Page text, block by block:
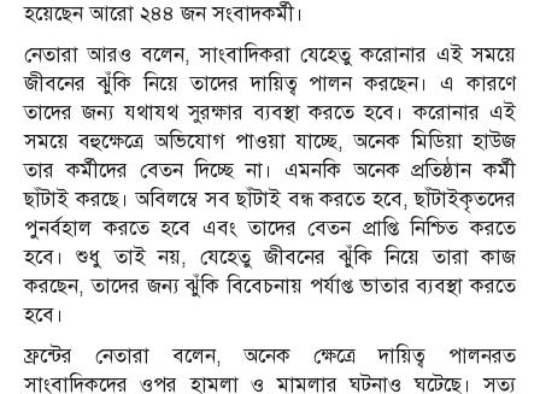
হয়েছেন আরো ২৪৪ জন সংবাদকর্মী।
নেতারা আরও বলেন, সাংবাদিকরা যেহেতু করোনার এই সময়ে
জীবনের ঝুঁকি নিয়ে তাদের দায়িত্ব পালন করছেন। এ কারণে
তাদের জন্য যথাযথ সুরক্ষার ব্যবস্থা করতে হবে। করোনার এই
সময়ে বহুক্ষেত্রে অভিযোগ পাওয়া যাচ্ছে, অনেক মিডিয়া হাউজ
তার কর্মীদের বেতন দিচ্ছে না। এমনকি অনেক প্রতিষ্ঠান কর্মী
ছাঁটাই করছে। অবিলম্বে সব ছাঁটাই বন্ধ করতে হবে, ছাঁটাইকৃতদের
পুনর্বহাল করতে হবে এবং তাদের বেতন প্রাপ্তি নিশ্চিত করতে
হবে। শুধু তাই নয়, যেহেতু জীবনের ঝুঁকি নিয়ে তারা কাজ
করছেন, তাদের জন্য ঝুঁকি বিবেচনায় পর্যাপ্ত ভাতার ব্যবস্থা করতে
হবে।
ফ্রন্টের নেতারা বলেন, অনেক ক্ষেত্রে দায়িত্ব পালনরত
সাংবাদিকদের ওপর হামলা ও মামলার ঘটনাও ঘটেছে। সত্য